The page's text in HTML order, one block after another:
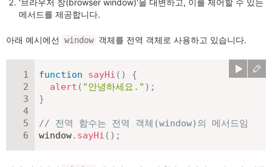
'브라우저 창(browser window)'을 대변하고, 이를 제어할 수 있는
메서드를 제공합니다.
아래 예시에선 window 객체를 전역 객체로 사용하고 있습니다.
function sayHi ( )
{
alert ( "안녕하세요." ) ;
}
// 전역 함수는 전역 객체(window)의 메서드임
window. sayHi ( ) ;